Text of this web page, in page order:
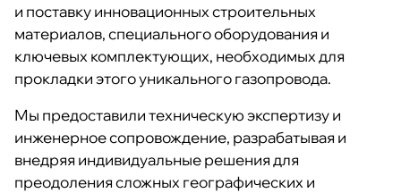
и поставку инновационных строительных
материалов, специального оборудования и
ключевых комплектующих, необходимых для
прокладки этого уникального газопровода.
Мы предоставили техническую экспертизу и
инженерное сопровождение, разрабатывая и
внедряя индивидуальные решения для
преодоления сложных географических и